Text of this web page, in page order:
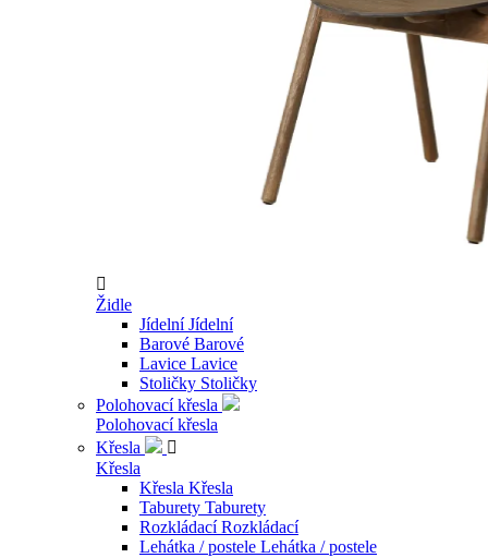

Židle
Jídelní Jídelní
Barové Barové
Lavice Lavice
Stoličky Stoličky
Polohovací křesla
Polohovací křesla
Křesla

Křesla
Křesla Křesla
Taburety Taburety
Rozkládací Rozkládací
Lehátka / postele Lehátka / postele